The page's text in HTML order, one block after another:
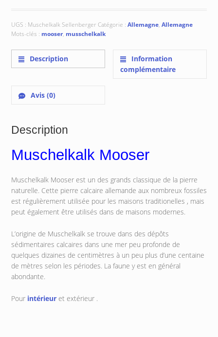
UGS : Muschelkalk Sellenberger Catégorie : Allemagne, Allemagne
Mots-clés : mooser, musschelkalk
Description
Information
complémentaire
Avis (0)
Description
Muschelkalk Mooser
Muschelkalk Mooser est un des grands classique de la pierre
naturelle. Cette pierre calcaire allemande aux nombreux fossiles
est régulièrement utilisée pour les maisons traditionelles , mais
peut également être utilisés dans de maisons modernes.
L’origine de Muschelkalk se trouve dans des dépôts
sédimentaires calcaires dans une mer peu profonde de
quelques dizaines de centimètres à un peu plus d’une centaine
de mètres selon les périodes. La faune y est en général
abondante.
Pour intérieuret extérieur .